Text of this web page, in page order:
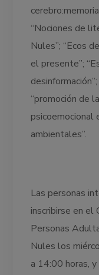
“Nociones de
Nules”; “Ecos
el presente”;
“promoción de
psicoemocional
ambientales”.
Las personas
inscribirse en el
Personas
Nules los
a 14:00 horas,